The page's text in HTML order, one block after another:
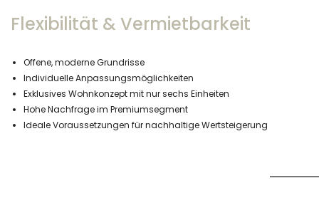
Flexibilität & Vermietbarkeit
Offene, moderne Grundrisse
Individuelle Anpassungsmöglichkeiten
Exklusives Wohnkonzept mit nur sechs Einheiten
Hohe Nachfrage im Premiumsegment
Ideale Voraussetzungen für nachhaltige Wertsteigerung